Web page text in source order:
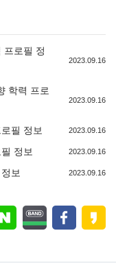
프로필 정
2023.09.16
학력 프로
2023.09.16
필 정보 2023.09.16
정보 2023.09.16
보 2023.09.16